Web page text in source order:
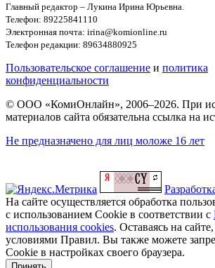
Главный редактор – Лукина Ирина Юрьевна.
Телефон: 89225841110
Электронная почта: irina@komionline.ru
Телефон редакции: 89634880925
Пользовательское соглашение и политика
конфиденциальности
© ООО «КомиОнлайн», 2006–2026. При
материалов сайта обязательна ссылка на
Не предназначено для лиц моложе 16 лет
На сайте осуществляется обработка
с использованием Cookie в соответствии с
использования cookies. Оставаясь на
условиями Правил. Вы также можете
Cookie в настройках своего браузера.